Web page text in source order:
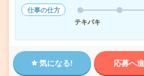
仕事の仕方
テキパキ
気になる! 応募へ